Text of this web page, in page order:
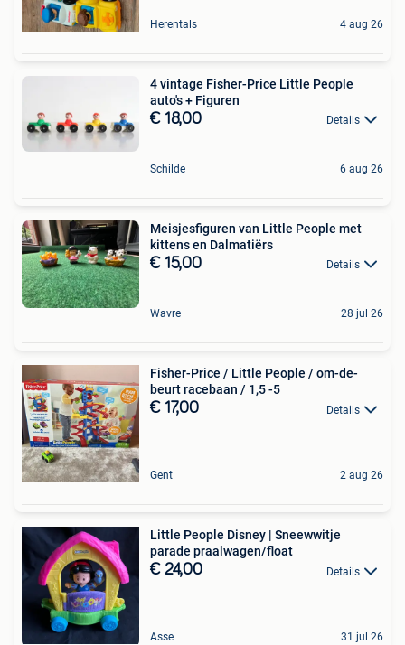
Herentals 4 aug 26
4 vintage Fisher-Price Little People
auto's + Figuren
€ 18,00 Details
Schilde 6 aug 26
Meisjesfiguren van Little People met
kittens en Dalmatiërs
€ 15,00 Details
Wavre 28 jul 26
Fisher-Price / Little People / om-de-
beurt racebaan / 1,5 -5
€ 17,00 Details
Gent 2 aug 26
Little People Disney | Sneewwitje
parade praalwagen/float
€ 24,00 Details
Asse 31 jul 26